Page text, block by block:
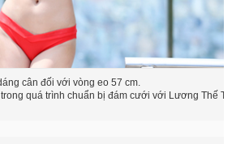
cân đối với vòng eo 57 cm.
trong quá trình chuẩn bị đám cưới với Lương Thế